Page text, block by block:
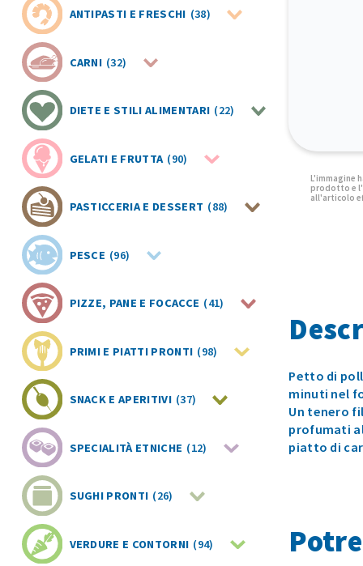
ANTIPASTI E FRESCHI (38)
CARNI (32)
DIETE E STILI ALIMENTARI (22)
GELATI E FRUTTA (90)
PASTICCERIA E DESSERT (88)
PESCE (96)
PIZZE, PANE E FOCACCE (41)
PRIMI E PIATTI PRONTI (98)
SNACK E APERITIVI (37)
SPECIALITÀ ETNICHE (12)
SUGHI PRONTI (26)
VERDURE E CONTORNI (94)
Petto di
minuti nel
Un tenero
profumati
piatto di